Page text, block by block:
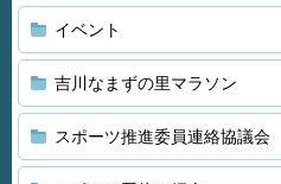
イベント
吉川なまずの里マラソン
スポーツ推進委員連絡協議会